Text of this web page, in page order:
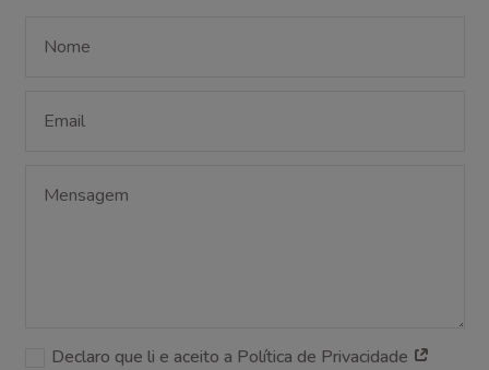
Declaro que li e aceito a Política de Privacidade